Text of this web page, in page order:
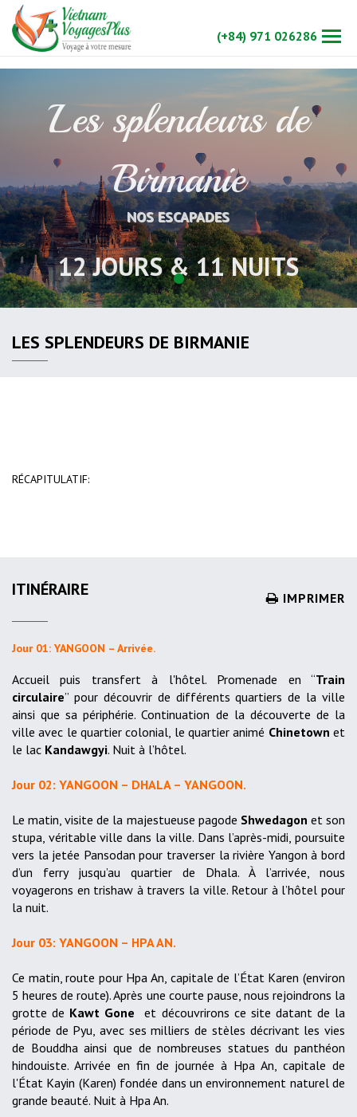
(+84) 971 026286
Les splendeurs de
Birmanie
NOS ESCAPADES
12 JOURS & 11 NUITS
LES SPLENDEURS DE BIRMANIE
RÉCAPITULATIF:
ITINÉRAIRE IMPRIMER
Jour 01: YANGOON – Arrivée.
Accueil puis transfert à l'hôtel. Promenade en “Train
circulaire” pour découvrir de différents quartiers de la ville
ainsi que sa périphérie. Continuation de la découverte de la
ville avec le quartier colonial, le quartier animé Chinetown et
le lac Kandawgyi. Nuit à l’hôtel.
Jour 02: YANGOON – DHALA – YANGOON.
Le matin, visite de la majestueuse pagode Shwedagon et son
stupa, véritable ville dans la ville. Dans l’après-midi, poursuite
vers la jetée Pansodan pour traverser la rivière Yangon à bord
d’un ferry jusqu’au quartier de Dhala. À l’arrivée, nous
voyagerons en trishaw à travers la ville. Retour à l’hôtel pour
la nuit.
Jour 03: YANGOON – HPA AN.
Ce matin, route pour Hpa An, capitale de l’État Karen (environ
5 heures de route). Après une courte pause, nous rejoindrons la
grotte de Kawt Gone et découvrirons ce site datant de la
période de Pyu, avec ses milliers de stèles décrivant les vies
de Bouddha ainsi que de nombreuses statues du panthéon
hindouiste. Arrivée en fin de journée à Hpa An, capitale de
l'État Kayin (Karen) fondée dans un environnement naturel de
grande beauté. Nuit à Hpa An.